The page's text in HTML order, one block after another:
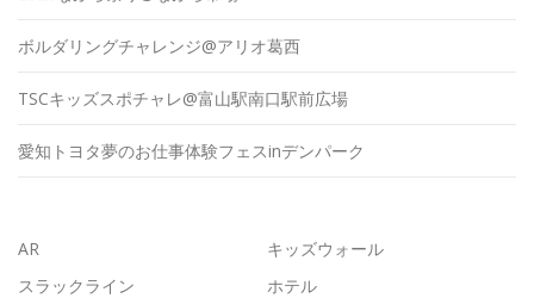
ボルダリングチャレンジ@アリオ葛西
TSCキッズスポチャレ@富山駅南口駅前広場
愛知トヨタ夢のお仕事体験フェスinデンパーク
AR
キッズウォール
スラックライン
ホテル